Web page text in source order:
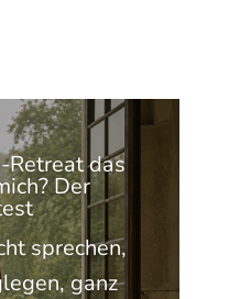
Retreat das
Der
sprechen,
ganz